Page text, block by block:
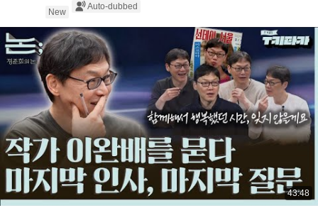
New
Auto-dubbed
43:48